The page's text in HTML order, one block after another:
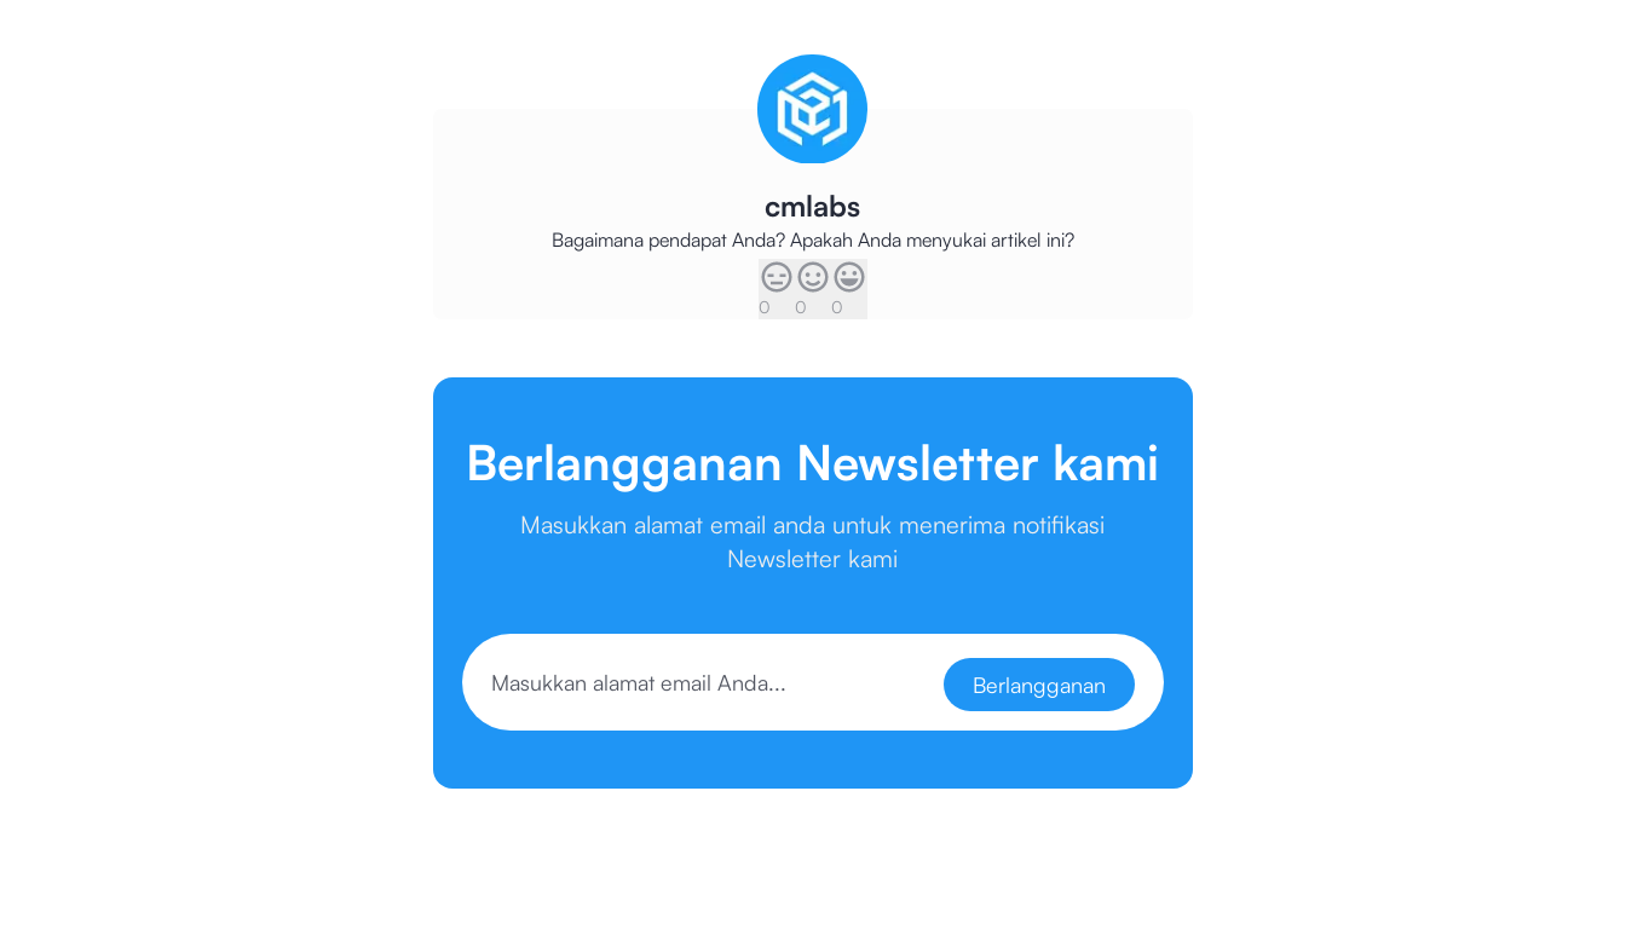
cmlabs
Bagaimana pendapat Anda? Apakah Anda menyukai artikel ini?
0 0 0
Berlangganan Newsletter kami
Masukkan alamat email anda untuk menerima notifikasi
Newsletter kami
Berlangganan